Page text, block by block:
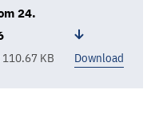
24.
KB Download